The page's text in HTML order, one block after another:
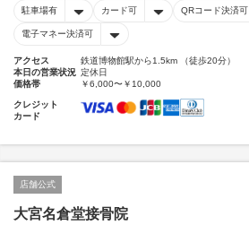
駐車場有 カード可 QRコード決済可
電子マネー決済可
アクセス
鉄道博物館駅から1.5km （徒歩20分）
本日の営業状況 定休日
価格帯
￥6,000〜￥10,000
クレジット
カード
店舗公式
大宮名倉堂接骨院